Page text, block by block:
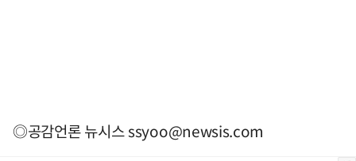
◎공감언론 뉴시스ssyoo@newsis.com